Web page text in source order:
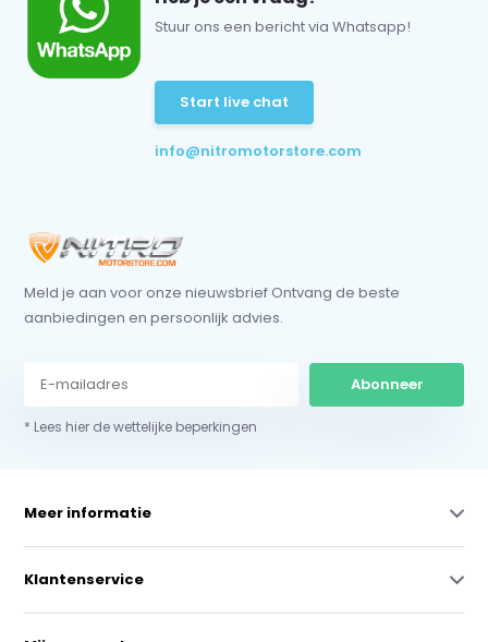
Stuur ons een bericht via Whatsapp!
Start live chat
info@nitromotorstore.com
Meld je aan voor onze nieuwsbrief Ontvang de beste
aanbiedingen en persoonlijk advies.
Abonneer
* Lees hier de wettelijke beperkingen
Meer informatie
Klantenservice